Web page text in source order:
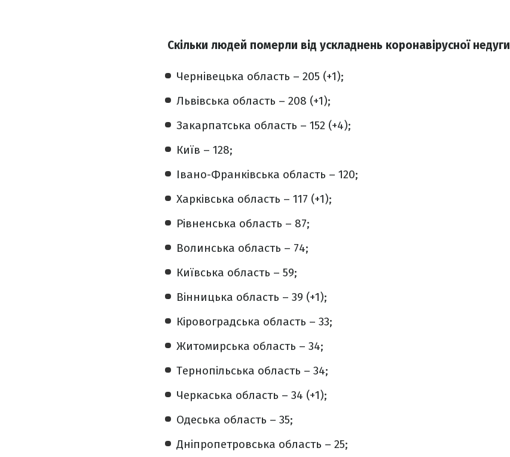
Скільки людей померли від ускладнень коронавірусної недуги
Чернівецька область – 205 (+1);
Львівська область – 208 (+1);
Закарпатська область – 152 (+4);
Київ – 128;
Івано-Франківська область – 120;
Харківська область – 117 (+1);
Рівненська область – 87;
Волинська область – 74;
Київська область – 59;
Вінницька область – 39 (+1);
Кіровоградська область – 33;
Житомирська область – 34;
Тернопільська область – 34;
Черкаська область – 34 (+1);
Одеська область – 35;
Дніпропетровська область – 25;